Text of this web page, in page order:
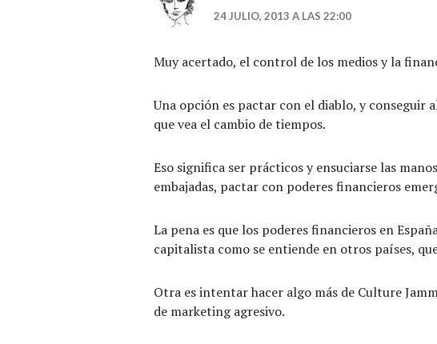
24 JULIO, 2013 A LAS 22:00
Muy acertado, el control de los medios y la
Una opción es pactar con el diablo, y
que vea el cambio de tiempos.
Eso significa ser prácticos y ensuciarse las
embajadas, pactar con poderes financieros
La pena es que los poderes financieros en
capitalista como se entiende en otros países,
Otra es intentar hacer algo más de Culture
de marketing agresivo.